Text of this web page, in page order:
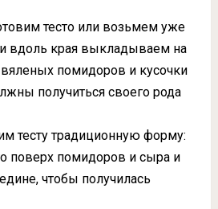
тесто или возьмем уже
вдоль края выкладываем на
помидоров и кусочки
получиться своего рода
тесту традиционную форму:
поверх помидоров и сыра и
чтобы получилась